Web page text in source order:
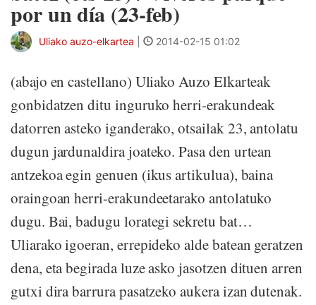
por un día (23-feb)
Uliako auzo-elkartea 2014-02-15 01:02
(abajo en castellano) Uliako Auzo Elkarteak
gonbidatzen ditu inguruko herri-erakundeak
datorren asteko iganderako, otsailak 23, antolatu
dugun jardunaldira joateko. Pasa den urtean
antzekoa egin genuen (ikus artikulua), baina
oraingoan herri-erakundeetarako antolatuko
dugu. Bai, badugu lorategi sekretu bat…
Uliarako igoeran, errepideko alde batean geratzen
dena, eta begirada luze asko jasotzen dituen arren
gutxi dira barrura pasatzeko aukera izan dutenak.